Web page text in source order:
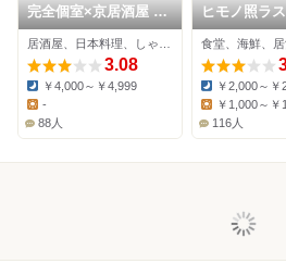
完全個室×京居酒屋 京
甚兵衛
3.08
Dinner:
￥4,000～￥4,999
Lunch:
-
88人
ヒモノ照ラ
ルタ店
食堂、海鮮、
Dinner:
￥2,000～￥
￥1,000～￥
116人